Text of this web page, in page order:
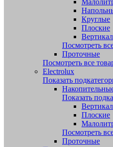
Круглые
Плоские
Посмотреть
Проточные
Посмотреть все
Electrolux
Показать
Показать
Плоские
Посмотреть
Проточные